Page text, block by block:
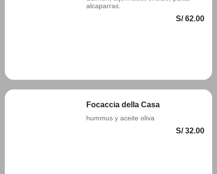
alcaparras.
S/ 62.00
Focaccia della Casa
hummus y aceite oliva
S/ 32.00